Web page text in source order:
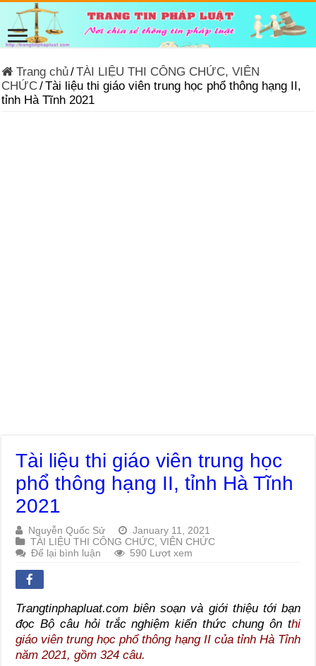
Trang chủ/TÀI LIỆU THI CÔNG CHỨC, VIÊN
CHỨC/Tài liệu thi giáo viên trung học phổ thông hạng II,
tỉnh Hà Tĩnh 2021
Tài liệu thi giáo viên trung học
phổ thông hạng II, tỉnh Hà Tĩnh
2021
Nguyễn Quốc Sử
January 11, 2021
TÀI LIỆU THI CÔNG CHỨC, VIÊN CHỨC
Để lại bình luận
590 Lượt xem
Trangtinphapluat.com biên soạn và giới thiệu tới bạn
đọc Bộ câu hỏi trắc nghiệm kiến thức chung ôn thi
giáo viên trung học phổ thông hạng II của tỉnh Hà Tỉnh
năm 2021, gồm 324 câu.